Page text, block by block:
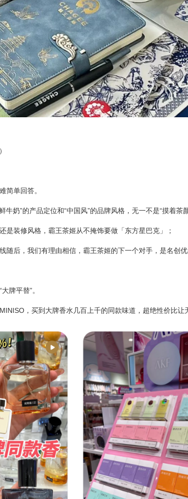
简单回答。
牛奶”的产品定位和“中国风”的品牌风格，无一不是“摸着茶
是装修风格，霸王茶姬从不掩饰要做「东方星巴克」；
随后，我们有理由相信，霸王茶姬的下一个对手，是名创
牌平替”。
，买到大牌香水几百上千的同款味道，超绝性价比让